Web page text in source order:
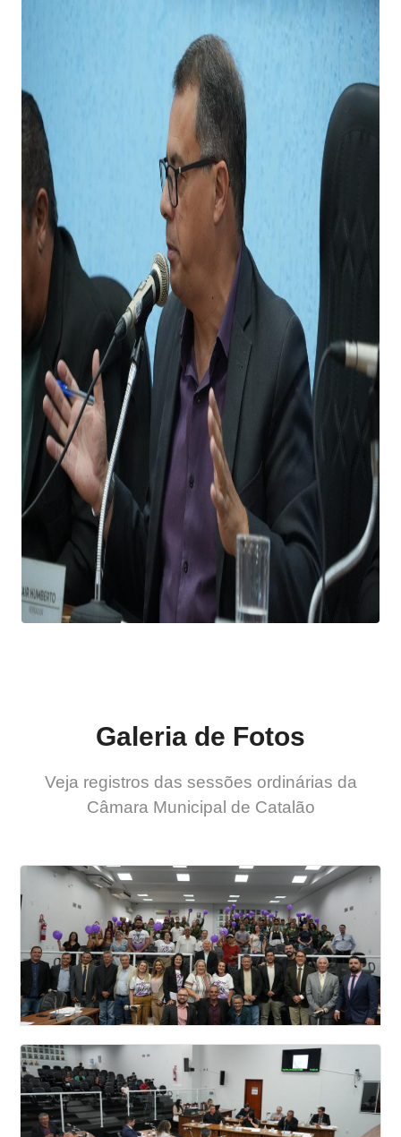
Galeria de Fotos
Veja registros das sessões ordinárias da
Câmara Municipal de Catalão
26 SESSAO ORDINÁRIA DA CÂMARA
MUNICIPAL DE VEREADORES DE CATALÃO
2026